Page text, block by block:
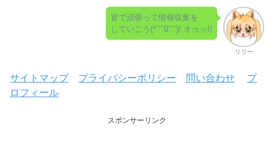
リリー
皆で頑張って情報収集を
していこう(*￣0￣)/ オゥッ!!
サイトマップ プライバシーポリシー 問い合わせ
プ
ロフィール
スポンサーリンク